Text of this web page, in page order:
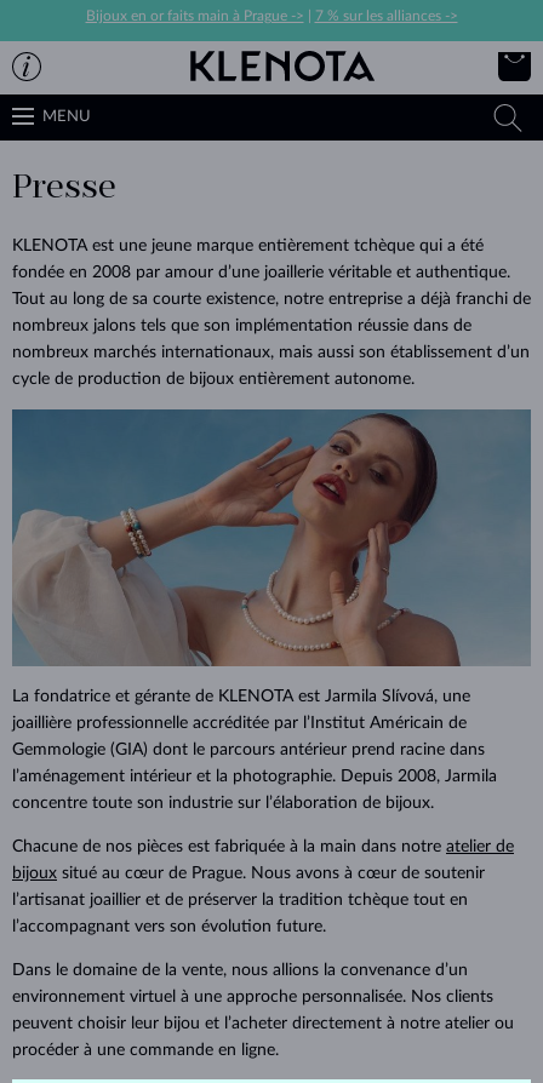
Bijoux en or faits main à Prague -> 7 % sur les alliances ->
MENU
Presse
KLENOTA est une jeune marque entièrement tchèque qui a été
fondée en 2008 par amour d’une joaillerie véritable et authentique.
Tout au long de sa courte existence, notre entreprise a déjà franchi de
nombreux jalons tels que son implémentation réussie dans de
nombreux marchés internationaux, mais aussi son établissement d’un
cycle de production de bijoux entièrement autonome.
La fondatrice et gérante de KLENOTA est Jarmila Slívová, une
joaillière professionnelle accréditée par l’Institut Américain de
Gemmologie (GIA) dont le parcours antérieur prend racine dans
l’aménagement intérieur et la photographie. Depuis 2008, Jarmila
concentre toute son industrie sur l’élaboration de bijoux.
Chacune de nos pièces est fabriquée à la main dans notre atelier de
bijoux situé au cœur de Prague. Nous avons à cœur de soutenir
l’artisanat joaillier et de préserver la tradition tchèque tout en
l’accompagnant vers son évolution future.
Dans le domaine de la vente, nous allions la convenance d’un
environnement virtuel à une approche personnalisée. Nos clients
peuvent choisir leur bijou et l’acheter directement à notre atelier ou
procéder à une commande en ligne.